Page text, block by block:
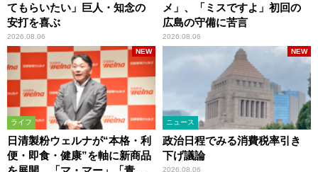
てもらいたい」巨人・知念の
安打を喜ぶ
2026.08.06
メ」、「ミスですよ」初回の
広島の守備に苦言
2026.08.06
ライフ
日清製粉ウェルナが“本格・利
便・即食・健康”を軸に新商品
NEW
ニュース
政治日程でみる消費税率引き
下げ議論
2026.08.06
NEW